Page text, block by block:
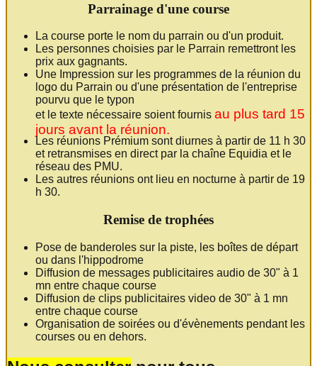
Parrainage d'une course
La course porte le nom du parrain ou d'un produit.
Les personnes choisies par le Parrain remettront les
prix aux gagnants.
Une Impression sur les programmes de la réunion du
logo du Parrain ou d'une présentation de l'entreprise
pourvu que le typon
et le texte nécessaire soient fournis au plus tard 15
jours avant la réunion.
Les réunions Prémium sont diurnes à partir de 11 h 30
et retransmises en direct par la chaîne Equidia et le
réseau des PMU.
Les autres réunions ont lieu en nocturne à partir de 19
h 30.
Remise de trophées
Pose de banderoles sur la piste, les boîtes de départ
ou dans l'hippodrome
Diffusion de messages publicitaires audio de 30" à 1
mn entre chaque course
Diffusion de clips publicitaires video de 30" à 1 mn
entre chaque course
Organisation de soirées ou d'évènements pendant les
courses ou en dehors.